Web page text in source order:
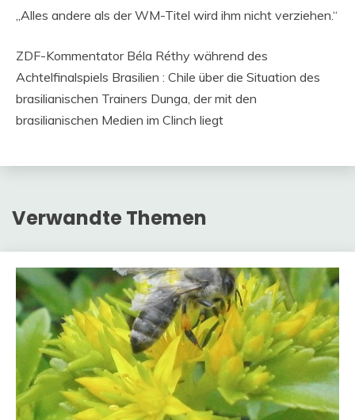
„Alles andere als der WM-Titel wird ihm nicht verziehen.“
ZDF-Kommentator Béla Réthy während des
Achtelfinalspiels Brasilien : Chile über die Situation des
brasilianischen Trainers Dunga, der mit den
brasilianischen Medien im Clinch liegt
Verwandte Themen